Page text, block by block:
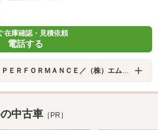
在庫確認・見積依頼
電話する
ＦＯＲＭＡＮＣＥ／（株）エムワード
中古車 ［PR］